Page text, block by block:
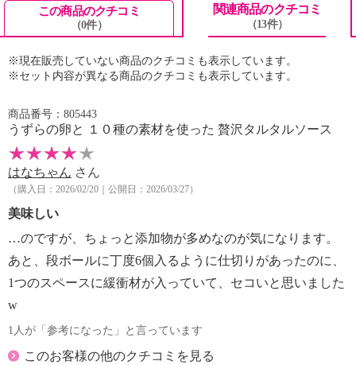
・商品発送日より 賞味期限 常温９０日間
【同梱書類】
※原料原産地について、商品パッケージと差異がある
す
この商品のクチコミ
（0件）
関連商品のクチコミ
（13件）
※現在販売していない商品のクチコミも表示しています。
※セット内容が異なる商品のクチコミも表示しています。
商品番号：805443
うずらの卵と １０種の素材を使った 贅沢タルタルソース
はなちゃん さん
（購入日：2026/02/20｜公開日：2026/03/27）
美味しい
…のですが、ちょっと添加物が多めなのが気になります。
あと、段ボールに丁度6個入るように仕切りがあったのに、
1つのスペースに緩衝材が入っていて、セコいと思いました
w
1人が「参考になった」と言っています
このお客様の他のクチコミを見る